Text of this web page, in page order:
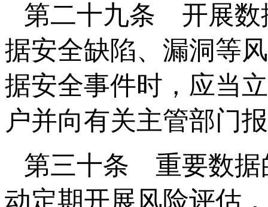
第二十九条 开展数
据安全缺陷、漏洞等
据安全事件时，应当
户并向有关主管部门
第三十条 重要数据
动定期开展风险评估